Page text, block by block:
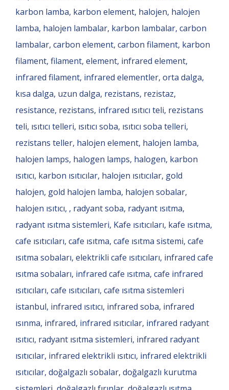
karbon lamba, karbon element, halojen, halojen
lamba, halojen lambalar, karbon lambalar, carbon
lambalar, carbon element, carbon filament, karbon
filament, filament, element, infrared element,
infrared filament, infrared elementler, orta dalga,
kısa dalga, uzun dalga, rezistans, rezistaz,
resistance, rezistans, infrared ısıtıcı teli, rezistans
teli, ısıtıcı telleri, ısıtıcı soba, ısıtıcı soba telleri,
rezistans teller, halojen element, halojen lamba,
halojen lamps, halogen lamps, halogen, karbon
ısıtıcı, karbon ısıtıcılar, halojen ısıtıcılar, gold
halojen, gold halojen lamba, halojen sobalar,
halojen ısıtıcı, , radyant soba, radyant ısıtma,
radyant ısıtma sistemleri, Kafe ısıtıcıları, kafe ısıtma,
cafe ısıtıcıları, cafe ısıtma, cafe ısıtma sistemi, cafe
ısıtma sobaları, elektrikli cafe ısıtıcıları, infrared cafe
ısıtma sobaları, infrared cafe ısıtma, cafe infrared
ısıtıcıları, cafe ısıtıcıları, cafe ısıtma sistemleri
istanbul, infrared ısıtıcı, infrared soba, infrared
ısınma, infrared, infrared ısıtıcılar, infrared radyant
ısıtıcı, radyant ısıtma sistemleri, infrared radyant
ısıtıcılar, infrared elektrikli ısıtıcı, infrared elektrikli
ısıtıcılar, doğalgazlı sobalar, doğalgazlı kurutma